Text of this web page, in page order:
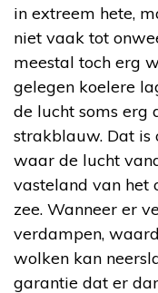
in extreem hete,
niet vaak tot
meestal toch erg
gelegen koelere
de lucht soms erg
strakblauw. Dat is
waar de lucht
vasteland van het
zee. Wanneer er
verdampen,
wolken kan
garantie dat er